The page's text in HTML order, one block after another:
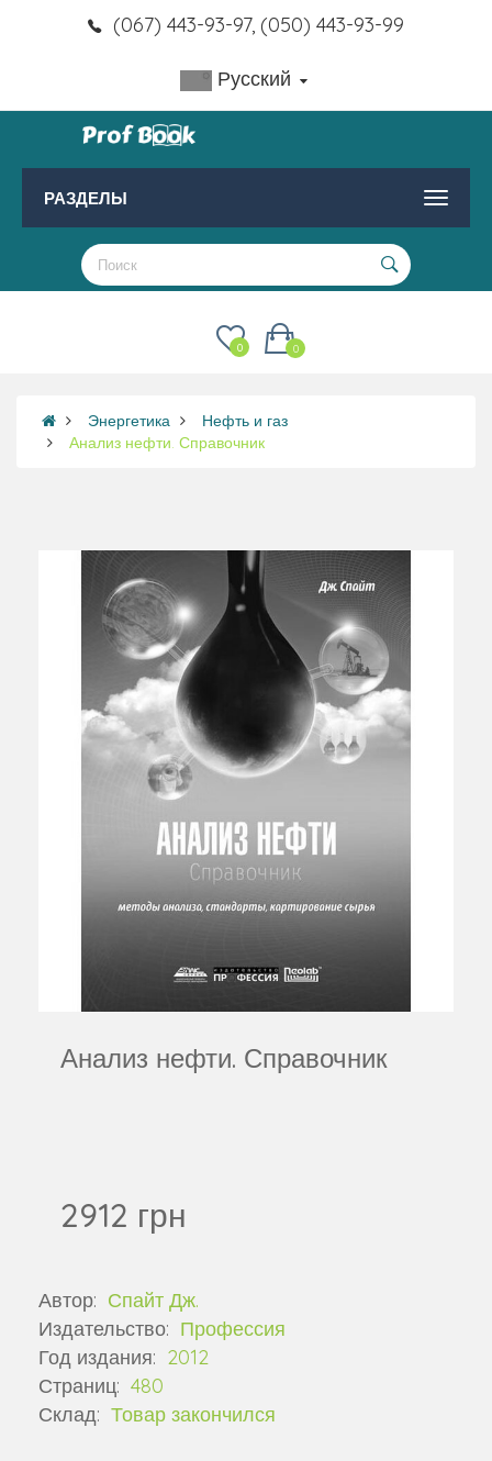
(067) 443-93-97, (050) 443-93-99
Русский
РАЗДЕЛЫ
0
0
Энергетика
Нефть и газ
Анализ нефти. Справочник
Анализ нефти. Справочник
2912 грн
Автор: Спайт Дж.
Издательство: Профессия
Год издания: 2012
Страниц: 480
Склад: Товар закончился